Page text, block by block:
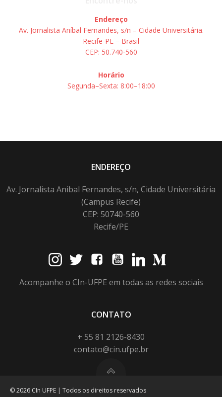
Endereço
Av. Jornalista Aníbal Fernandes, s/n – Cidade Universitária.
Recife-PE – Brasil
CEP: 50.740-560
Horário
Segunda–Sexta: 8:00–18:00
ENDEREÇO
Av. Jornalista Anibal Fernandes, s/n, Cidade Universitária
(Campus Recife)
CEP: 50740-560
Recife/PE
Acompanhe o CIn-UFPE em todas as redes sociais
CONTATO
+ 55 81 2126-8430
contato@cin.ufpe.br
© 2026 CIn UFPE | Todos os direitos reservados